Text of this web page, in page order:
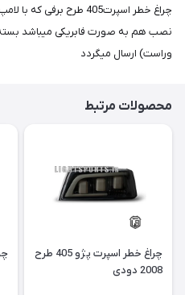
چراغ خطر اسپرت405 طرح
نصب هم به صورت فابریکی میباشد
وراست) ارسال میگردد
محصولات مرتبط
چراغ خطر اسپرت پژو 405 طرح
2008 دودی